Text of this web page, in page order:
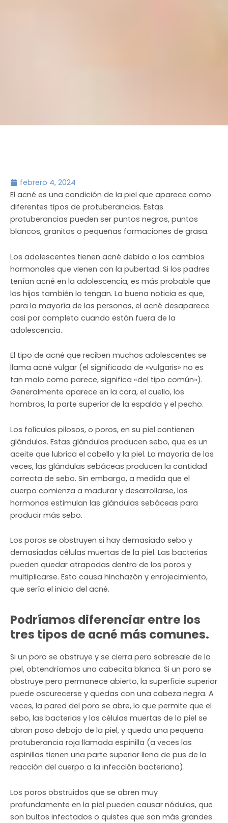
febrero 4, 2024
El acné es una condición de la piel que aparece como
diferentes tipos de protuberancias. Estas
protuberancias pueden ser puntos negros, puntos
blancos, granitos o pequeñas formaciones de grasa.
Los adolescentes tienen acné debido a los cambios
hormonales que vienen con la pubertad. Si los padres
tenían acné en la adolescencia, es más probable que
los hijos también lo tengan. La buena noticia es que,
para la mayoría de las personas, el acné desaparece
casi por completo cuando están fuera de la
adolescencia.
El tipo de acné que reciben muchos adolescentes se
llama acné vulgar (el significado de «vulgaris» no es
tan malo como parece, significa «del tipo común»).
Generalmente aparece en la cara, el cuello, los
hombros, la parte superior de la espalda y el pecho.
Los folículos pilosos, o poros, en su piel contienen
glándulas. Estas glándulas producen sebo, que es un
aceite que lubrica el cabello y la piel. La mayoría de las
veces, las glándulas sebáceas producen la cantidad
correcta de sebo. Sin embargo, a medida que el
cuerpo comienza a madurar y desarrollarse, las
hormonas estimulan las glándulas sebáceas para
producir más sebo.
Los poros se obstruyen si hay demasiado sebo y
demasiadas células muertas de la piel. Las bacterias
pueden quedar atrapadas dentro de los poros y
multiplicarse. Esto causa hinchazón y enrojecimiento,
que sería el inicio del acné.
Podríamos diferenciar entre los
tres tipos de acné más comunes.
Si un poro se obstruye y se cierra pero sobresale de la
piel, obtendríamos una cabecita blanca. Si un poro se
obstruye pero permanece abierto, la superficie superior
puede oscurecerse y quedas con una cabeza negra. A
veces, la pared del poro se abre, lo que permite que el
sebo, las bacterias y las células muertas de la piel se
abran paso debajo de la piel, y queda una pequeña
protuberancia roja llamada espinilla (a veces las
espinillas tienen una parte superior llena de pus de la
reacción del cuerpo a la infección bacteriana).
Los poros obstruidos que se abren muy
profundamente en la piel pueden causar nódulos, que
son bultos infectados o quistes que son más grandes